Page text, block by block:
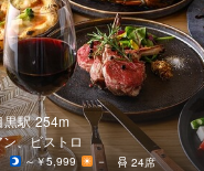
黒駅 254m
、ビストロ
～￥5,999 － 24席